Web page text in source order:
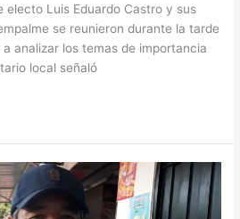
electo Luis Eduardo Castro y sus
se reunieron durante la tarde
analizar los temas de importancia
local señaló